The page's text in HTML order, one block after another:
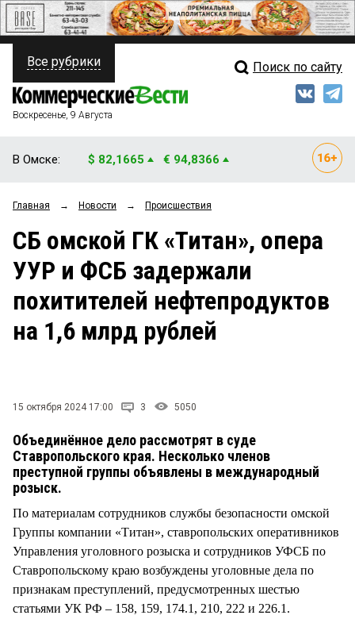
ПОЛИТИКА
ФИНАНСЫ
ОБЩЕСТВО
ЗАКОН
НОВОСТИ КОМПАНИЙ
Свежий выпуск
Мнения
Рейтинги
Блоги
Архив
Все рубрики Поиск по сайту
Воскресенье, 9 Августа
В Омске: $ 82,1665 € 94,8366
Главная → Новости → Происшествия
СБ омской ГК «Титан», опера
УУР и ФСБ задержали
похитителей нефтепродуктов
на 1,6 млрд рублей
15 октября 2024 17:00 3 5050
Объединённое дело рассмотрят в суде
Ставропольского края. Несколько членов
преступной группы объявлены в международный
розыск.
По материалам сотрудников службы безопасности омской
Группы компании «Титан», ставропольских оперативников
Управления уголовного розыска и сотрудников УФСБ по
Ставропольскому краю возбуждены уголовные дела по
признакам преступлений, предусмотренных шестью
статьями УК РФ – 158, 159, 174.1, 210, 222 и 226.1.